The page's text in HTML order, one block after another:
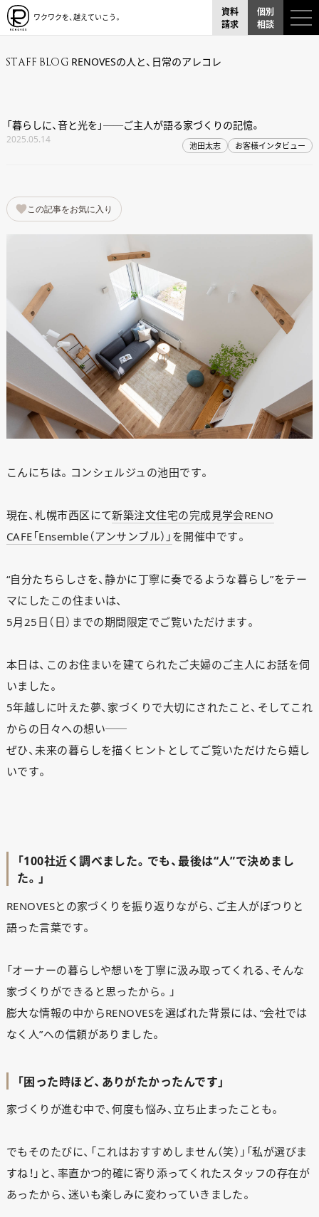
ワクワクを、越えていこう。
資料
請求
個別
相談
STAFF BLOG RENOVESの人と、日常のアレコレ
「暮らしに、音と光を」──ご主人が語る家づくりの記憶。
2025.05.14
池田太志 お客様インタビュー
この記事をお気に入り
こんにちは。コンシェルジュの池田です。
現在、札幌市西区にて新築注文住宅の完成見学会RENO
CAFE「Ensemble（アンサンブル）」を開催中です。
“自分たちらしさを、静かに丁寧に奏でるような暮らし”をテー
マにしたこの住まいは、
5月25日（日）までの期間限定でご覧いただけます。
本日は、このお住まいを建てられたご夫婦のご主人にお話を伺
いました。
5年越しに叶えた夢、家づくりで大切にされたこと、そしてこれ
からの日々への想い──
ぜひ、未来の暮らしを描くヒントとしてご覧いただけたら嬉し
いです。
「100社近く調べました。でも、最後は“人”で決めまし
た。」
RENOVESとの家づくりを振り返りながら、ご主人がぽつりと
語った言葉です。
「オーナーの暮らしや想いを丁寧に汲み取ってくれる、そんな
家づくりができると思ったから。」
膨大な情報の中からRENOVESを選ばれた背景には、“会社では
なく人”への信頼がありました。
「困った時ほど、ありがたかったんです」
家づくりが進む中で、何度も悩み、立ち止まったことも。
でもそのたびに、「これはおすすめしません（笑）」「私が選びま
すね！」と、率直かつ的確に寄り添ってくれたスタッフの存在が
あったから、迷いも楽しみに変わっていきました。